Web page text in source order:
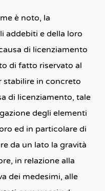
è noto, la
addebiti e della loro
di licenziamento
di fatto riservato al
stabilire in concreto
di licenziamento, tale
degli elementi
ed in particolare di
da un lato la gravità
in relazione alla
dei medesimi, alle